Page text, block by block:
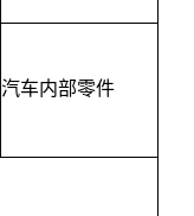
汽车内部零件